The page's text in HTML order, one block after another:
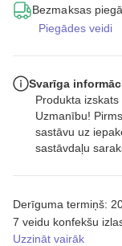
Bezmaksas
Piegādes veidi
Derīguma termiņš:
7 veidu konfekšu
Uzzināt vairāk
Svarīga
Produkta
Uzmanību!
sastāvu uz
sastāvdaļu